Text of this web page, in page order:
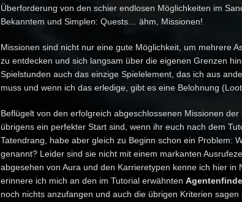
Überforderung von den schier endlosen Möglichkeiten im
Bekanntem und Simplen: Quests… ähm, Missionen!
Missionen sind nicht nur eine gute Möglichkeit, um mehrere
zu entdecken und sich langsam über die eigenen Grenzen
Spielstunden auch das einzige Spielelement, das ich aus
muss und wenn ich das erledige, gibt es eine Belohnung
Beflügelt von den erfolgreich abgeschlossenen Missionen der
übrigens ein perfekter Start sind, wenn ihr euch nach dem
Tatendrang, habe aber gleich zu Beginn schon ein Problem:
genannt? Leider sind sie nicht mit einem markanten
abgesehen von Aura und den Karrieretypen kenne ich hier
erinnere ich mich an den im Tutorial erwähnten
noch nichts anzufangen und auch die übrigen Kriterien